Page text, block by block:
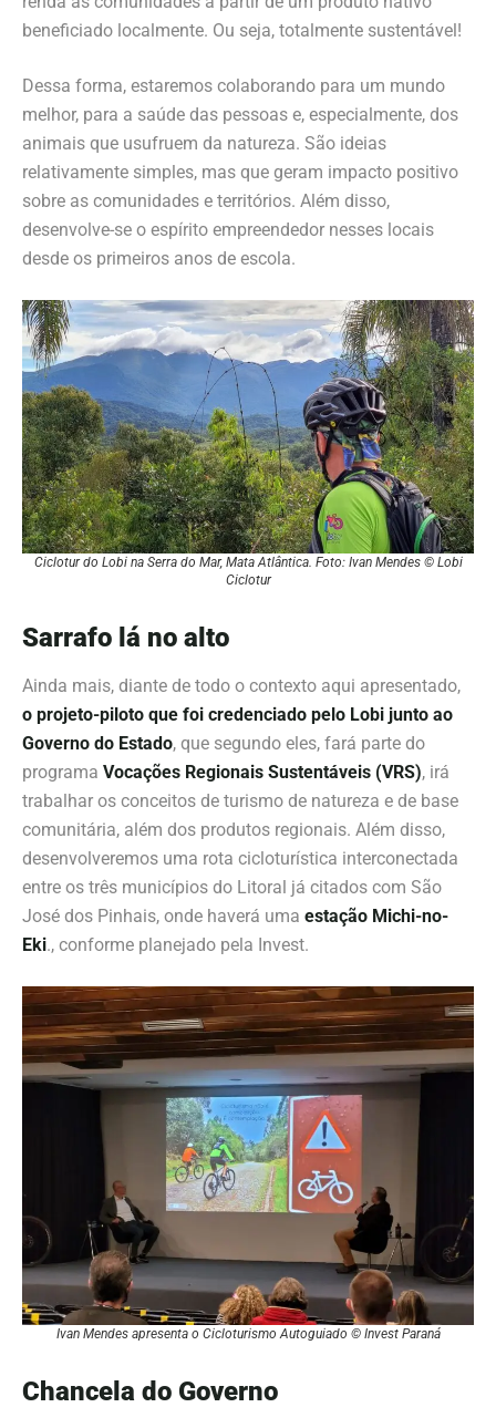
beneficiado localmente. Ou seja, totalmente sustentável!
Dessa forma, estaremos colaborando para um mundo
melhor, para a saúde das pessoas e, especialmente, dos
animais que usufruem da natureza. São ideias
relativamente simples, mas que geram impacto positivo
sobre as comunidades e territórios. Além disso,
desenvolve-se o espírito empreendedor nesses locais
desde os primeiros anos de escola.
Ciclotur do Lobi na Serra do Mar, Mata Atlântica. Foto: Ivan Mendes © Lobi
Ciclotur
Sarrafo lá no alto
Ainda mais, diante de todo o contexto aqui apresentado,
o projeto-piloto que foi credenciado pelo Lobi junto ao
Governo do Estado, que segundo eles, fará parte do
programa Vocações Regionais Sustentáveis (VRS), irá
trabalhar os conceitos de turismo de natureza e de base
comunitária, além dos produtos regionais. Além disso,
desenvolveremos uma rota cicloturística interconectada
entre os três municípios do Litoral já citados com São
José dos Pinhais, onde haverá uma estação Michi-no-
Eki., conforme planejado pela Invest.
Ivan Mendes apresenta o Cicloturismo Autoguiado © Invest Paraná
Chancela do Governo